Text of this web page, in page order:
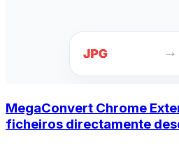
MegaConvert Chrome
ficheiros directamente